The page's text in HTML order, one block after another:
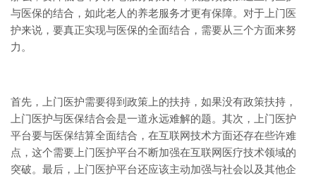
与医保的结合，如此老人的养老服务才更有保障。对于上门医
护来说，要真正实现与医保的全面结合，需要从三个方面来努
力。
首先，上门医护需要得到政策上的扶持，如果没有政策扶持，
上门医护与医保结合会是一道永远难解的题。其次，上门医护
平台要与医保结算全面结合，在互联网技术方面还存在些许难
点，这个需要上门医护平台不断加强在互联网医疗技术领域的
突破。最后，上门医护平台还应该主动加强与社会以及其他企